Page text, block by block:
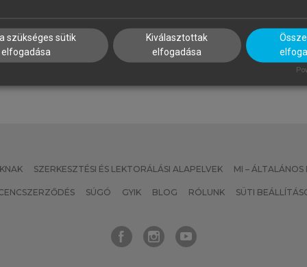
immunológia alapjai
SZERKESZTÉSI ÉS LEKTORÁLÁSI ALAPELVEK MI – ÁLTALÁNOS
SÚGÓ GYIK BLOG RÓLUNK SÜTI
szükséges sütik
elfogadása
Kiválasztottak
elfogadása